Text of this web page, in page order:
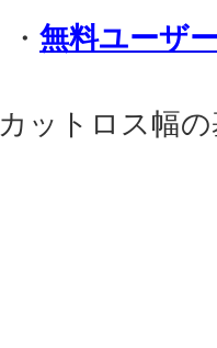
・ 無料ユーザ
カットロス幅